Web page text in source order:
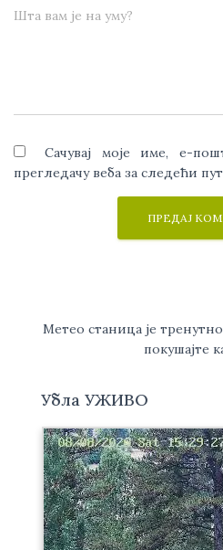
Шта вам је на уму?
Сачувај моје име, е-
прегледачу веба за следећи
Метео станица је
покушајте
Убла УЖИВО